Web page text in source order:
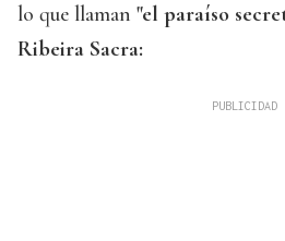
lo que llaman "el paraíso
Ribeira Sacra: